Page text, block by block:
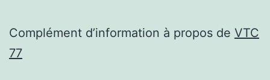
Complément d’information à propos de VTC
77